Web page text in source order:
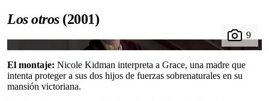
Los otros(2001)
El montaje: Nicole Kidman interpreta a Grace, una madre que
intenta proteger a sus dos hijos de fuerzas sobrenaturales en su
mansión victoriana.